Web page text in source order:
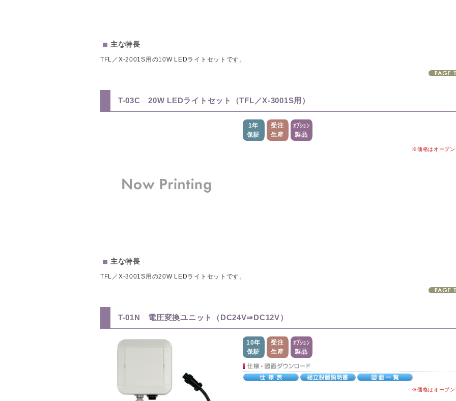
主な特長
TFL／X-2001S用の10W LEDライトセットです。
T-03C 20W LEDライトセット（TFL／X-3001S用）
1年
保証
受注
生産
オプション
製品
※価格はオープン
主な特長
TFL／X-3001S用の20W LEDライトセットです。
T-01N 電圧変換ユニット（DC24V⇒DC12V）
10年
保証
受注
生産
オプション
製品
※価格はオープン